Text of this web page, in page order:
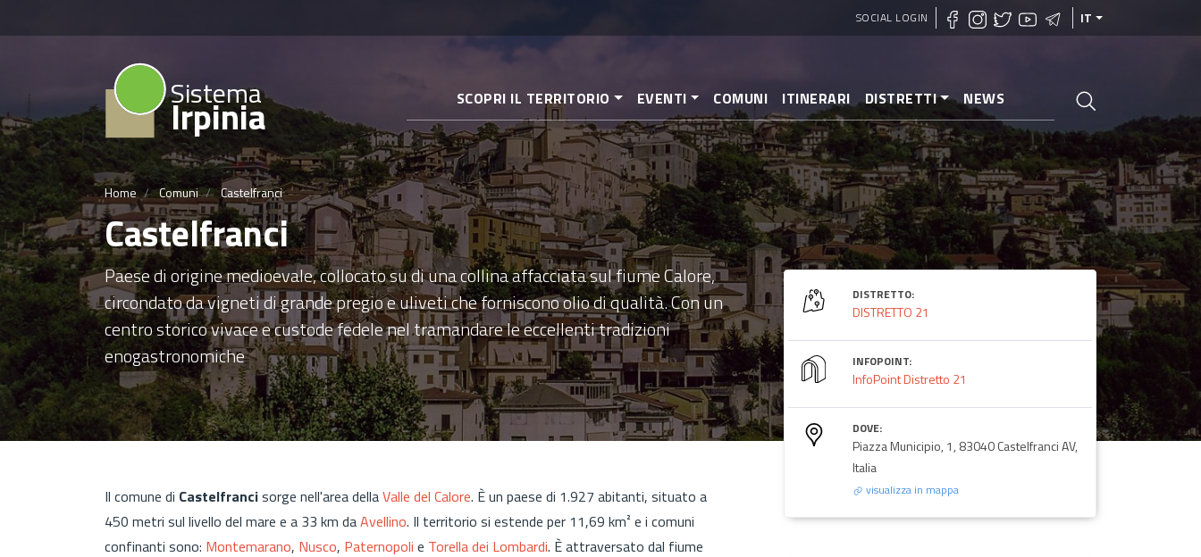
al
SOCIAL LOGIN IT
Sistema
Irpinia SCOPRI IL TERRITORIO EVENTI COMUNI ITINERARI DISTRETTI NEWS
Home Comuni Castelfranci
Castelfranci
Paese di origine medioevale, collocato su di una collina affacciata sul fiume Calore,
circondato da vigneti di grande pregio e uliveti che forniscono olio di qualità. Con un
centro storico vivace e custode fedele nel tramandare le eccellenti tradizioni
enogastronomiche
Il comune di Castelfrancisorge nell'area dellaValle del Calore. È un paese di 1.927 abitanti, situato a
450 metri sul livello del mare e a 33 km daAvellino. Il territorio si estende per 11,69 km² e i comuni
confinanti sono: Montemarano, Nusco, Paternopoli e Torella dei Lombardi. È attraversato dal fiume
DISTRETTO:
DISTRETTO 21
INFOPOINT:
InfoPoint Distretto 21
DOVE:
Piazza Municipio, 1, 83040 Castelfranci AV,
Italia
visualizza in mappa